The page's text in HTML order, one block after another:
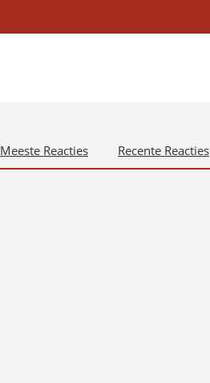
Meeste Reacties Recente Reacties